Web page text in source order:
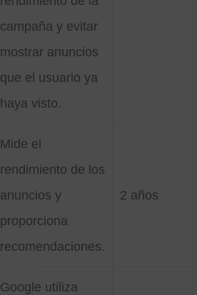
campaña y evitar
mostrar anuncios
que el usuario ya
haya visto.
Mide el
rendimiento de los
anuncios y
proporciona
recomendaciones.
2 años
Google utiliza